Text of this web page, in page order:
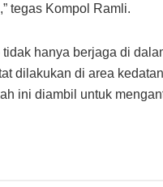
tegas Kompol Ramli.
hanya berjaga di
dilakukan di area
ini diambil untuk